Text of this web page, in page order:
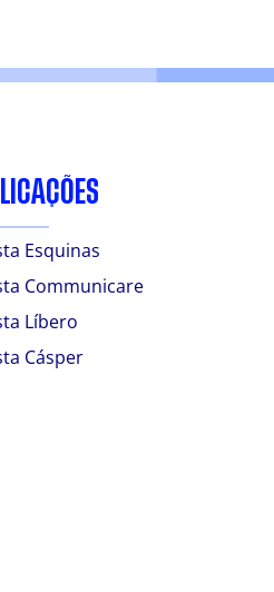
Esquinas
Communicare
Líbero
Cásper